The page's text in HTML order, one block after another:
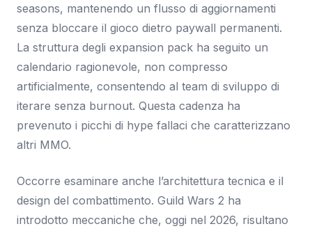
seasons, mantenendo un flusso di aggiornamenti
senza bloccare il gioco dietro paywall permanenti.
La struttura degli expansion pack ha seguito un
calendario ragionevole, non compresso
artificialmente, consentendo al team di sviluppo di
iterare senza burnout. Questa cadenza ha
prevenuto i picchi di hype fallaci che caratterizzano
altri MMO.
Occorre esaminare anche l’architettura tecnica e il
design del combattimento. Guild Wars 2 ha
introdotto meccaniche che, oggi nel 2026, risultano